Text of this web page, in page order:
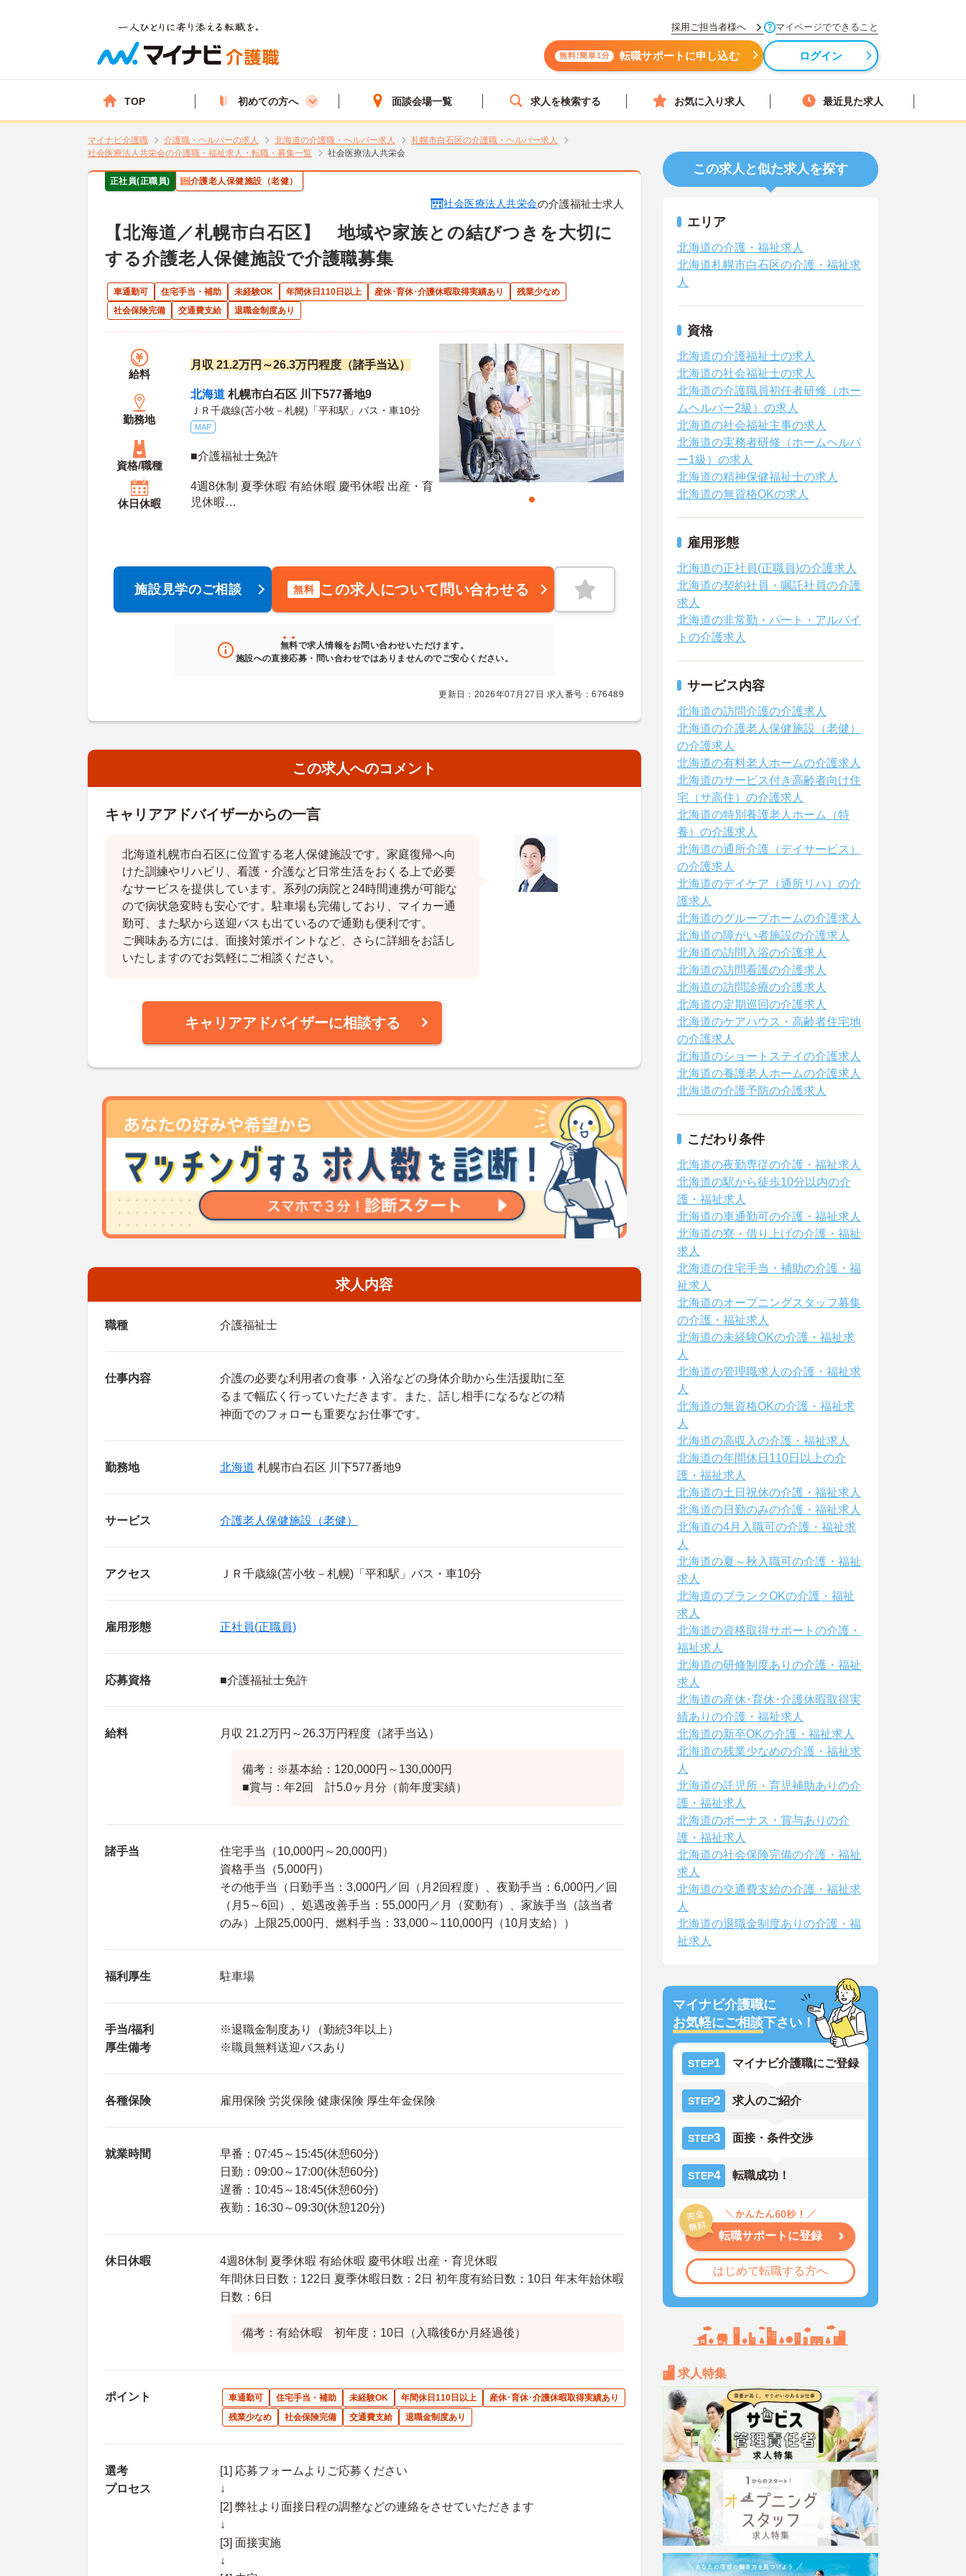
採用ご担当者様へ マイページでできること
無料!簡単1分 転職サポートに申し込む ログイン
TOP 初めての方へ 面談会場一覧 求人を検索する お気に入り求人 最近見た求人
マイナビ介護職 介護職・ヘルパーの求人 北海道の介護職・ヘルパー求人
札幌市白石区の介護職・ヘルパー求人
社会医療法人共栄会の介護職・福祉求人・転職・募集一覧
社会医療法人共栄会
正社員(正職員) 介護老人保健施設（老健）
社会医療法人共栄会の介護福祉士求人
【北海道／札幌市白石区】 地域や家族との結びつきを大切に
する介護老人保健施設で介護職募集
車通勤可 住宅手当・補助 未経験OK 年間休日110日以上 産休･育休･介護休暇取得実績あり
残業少なめ
社会保険完備
交通費支給 退職金制度あり
給料
月収 21.2万円～26.3万円程度（諸手当込）
勤務地
北海道 札幌市白石区 川下577番地9
ＪＲ千歳線(苫小牧－札幌)「平和駅」バス・車10分
MAP
資格/職種
■介護福祉士免許
休日休暇
4週8休制 夏季休暇 有給休暇 慶弔休暇 出産・育
児休暇
施設見学のご相談 無料 この求人について問い合わせる
無料で求人情報をお問い合わせいただけます。
施設への直接応募・問い合わせではありませんのでご安心ください。
更新日：2026年07月27日 求人番号：676489
この求人へのコメント
キャリアアドバイザーからの一言
北海道札幌市白石区に位置する老人保健施設です。家庭復帰へ向
けた訓練やリハビリ、看護・介護など日常生活をおくる上で必要
なサービスを提供しています。系列の病院と24時間連携が可能な
ので病状急変時も安心です。駐車場も完備しており、マイカー通
勤可、また駅から送迎バスも出ているので通勤も便利です。
ご興味ある方には、面接対策ポイントなど、さらに詳細をお話し
いたしますのでお気軽にご相談ください。
キャリアアドバイザーに相談する
求人内容
職種 介護福祉士
仕事内容
介護の必要な利用者の食事・入浴などの身体介助から生活援助に至
るまで幅広く行っていただきます。また、話し相手になるなどの精
神面でのフォローも重要なお仕事です。
勤務地 北海道 札幌市白石区 川下577番地9
サービス 介護老人保健施設（老健）
アクセス ＪＲ千歳線(苫小牧－札幌)「平和駅」バス・車10分
雇用形態 正社員(正職員)
応募資格 ■介護福祉士免許
給料 月収 21.2万円～26.3万円程度（諸手当込）
備考：※基本給：120,000円～130,000円
■賞与：年2回 計5.0ヶ月分（前年度実績）
諸手当
住宅手当（10,000円～20,000円）
資格手当（5,000円）
その他手当（日勤手当：3,000円／回（月2回程度）、夜勤手当：6,000円／回
（月5～6回）、処遇改善手当：55,000円／月（変動有）、家族手当（該当者
のみ）上限25,000円、燃料手当：33,000～110,000円（10月支給））
福利厚生 駐車場
手当/福利
厚生備考
※退職金制度あり（勤続3年以上）
※職員無料送迎バスあり
各種保険 雇用保険 労災保険 健康保険 厚生年金保険
就業時間
早番：07:45～15:45(休憩60分)
日勤：09:00～17:00(休憩60分)
遅番：10:45～18:45(休憩60分)
夜勤：16:30～09:30(休憩120分)
休日休暇
4週8休制 夏季休暇 有給休暇 慶弔休暇 出産・育児休暇
年間休日日数：122日 夏季休暇日数：2日 初年度有給日数：10日 年末年始休暇
日数：6日
備考：有給休暇 初年度：10日（入職後6か月経過後）
ポイント 車通勤可 住宅手当・補助 未経験OK 年間休日110日以上
産休･育休･介護休暇取得実績あり
残業少なめ
社会保険完備 交通費支給 退職金制度あり
選考
プロセス
[1] 応募フォームよりご応募ください
↓
[2] 弊社より面接日程の調整などの連絡をさせていただきます
↓
[3] 面接実施
↓
この求人と似た求人を探す
エリア
北海道の介護・福祉求人
北海道札幌市白石区の介護・福祉求
人
資格
北海道の介護福祉士の求人
北海道の社会福祉士の求人
北海道の介護職員初任者研修（ホー
ムヘルパー2級）の求人
北海道の社会福祉主事の求人
北海道の実務者研修（ホームヘルパ
ー1級）の求人
北海道の精神保健福祉士の求人
北海道の無資格OKの求人
雇用形態
北海道の正社員(正職員)の介護求人
北海道の契約社員・嘱託社員の介護
求人
北海道の非常勤・パート・アルバイ
トの介護求人
サービス内容
北海道の訪問介護の介護求人
北海道の介護老人保健施設（老健）
の介護求人
北海道の有料老人ホームの介護求人
北海道のサービス付き高齢者向け住
宅（サ高住）の介護求人
北海道の特別養護老人ホーム（特
養）の介護求人
北海道の通所介護（デイサービス）
の介護求人
北海道のデイケア（通所リハ）の介
護求人
北海道のグループホームの介護求人
北海道の障がい者施設の介護求人
北海道の訪問入浴の介護求人
北海道の訪問看護の介護求人
北海道の訪問診療の介護求人
北海道の定期巡回の介護求人
北海道のケアハウス・高齢者住宅地
の介護求人
北海道のショートステイの介護求人
北海道の養護老人ホームの介護求人
北海道の介護予防の介護求人
こだわり条件
北海道の夜勤専従の介護・福祉求人
北海道の駅から徒歩10分以内の介
護・福祉求人
北海道の車通勤可の介護・福祉求人
北海道の寮・借り上げの介護・福祉
求人
北海道の住宅手当・補助の介護・福
祉求人
北海道のオープニングスタッフ募集
の介護・福祉求人
北海道の未経験OKの介護・福祉求
人
北海道の管理職求人の介護・福祉求
人
北海道の無資格OKの介護・福祉求
人
北海道の高収入の介護・福祉求人
北海道の年間休日110日以上の介
護・福祉求人
北海道の土日祝休の介護・福祉求人
北海道の日勤のみの介護・福祉求人
北海道の4月入職可の介護・福祉求
人
北海道の夏～秋入職可の介護・福祉
求人
北海道のブランクOKの介護・福祉
求人
北海道の資格取得サポートの介護・
福祉求人
北海道の研修制度ありの介護・福祉
求人
北海道の産休･育休･介護休暇取得実
績ありの介護・福祉求人
北海道の新卒OKの介護・福祉求人
北海道の残業少なめの介護・福祉求
人
北海道の託児所・育児補助ありの介
護・福祉求人
北海道のボーナス・賞与ありの介
護・福祉求人
北海道の社会保険完備の介護・福祉
求人
北海道の交通費支給の介護・福祉求
人
北海道の退職金制度ありの介護・福
祉求人
マイナビ介護職に
お気軽にご相談下さい！
STEP1 マイナビ介護職にご登録
STEP2 求人のご紹介
STEP3 面接・条件交渉
STEP4 転職成功！
転職サポートに登録
はじめて転職する方へ
求人特集